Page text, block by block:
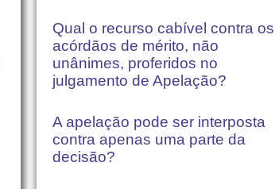
Qual o recurso cabível contra os
acórdãos de mérito, não
unânimes, proferidos no
julgamento de Apelação?
A apelação pode ser interposta
contra apenas uma parte da
decisão?